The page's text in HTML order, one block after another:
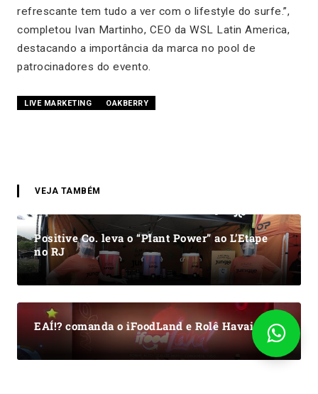
refrescante tem tudo a ver com o lifestyle do surfe.”,
completou Ivan Martinho, CEO da WSL Latin America,
destacando a importância da marca no pool de
patrocinadores do evento.
LIVE MARKETING OAKBERRY
VEJA TAMBÉM
Positive Co. leva o “Plant Power” ao L’Etape
no RJ
EAÍ!? comanda o iFoodLand e Rolê Havaianas